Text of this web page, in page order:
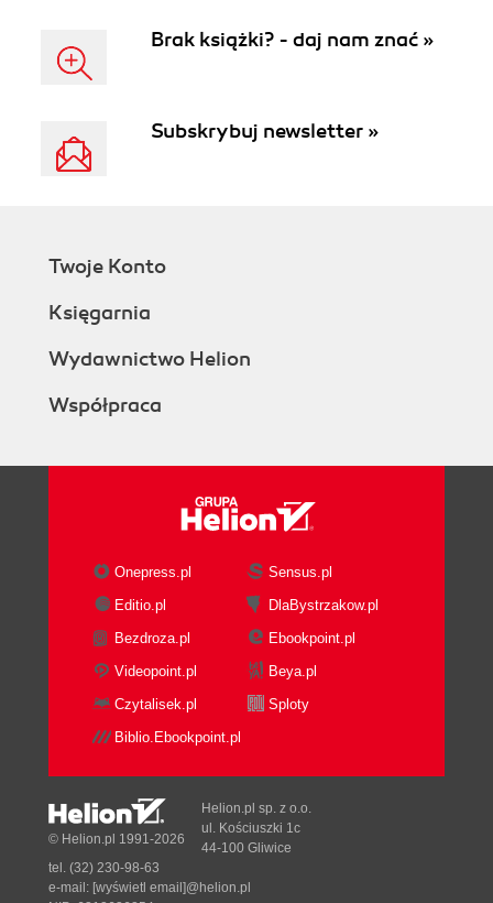
Brak książki? - daj nam znać »
Subskrybuj newsletter »
Twoje Konto
Księgarnia
Wydawnictwo Helion
Współpraca
Onepress.pl
Sensus.pl
Editio.pl
DlaBystrzakow.pl
Bezdroza.pl
Ebookpoint.pl
Videopoint.pl
Beya.pl
Czytalisek.pl
Sploty
Biblio.Ebookpoint.pl
© Helion.pl 1991-2026
Helion.pl sp. z o.o.
ul. Kościuszki 1c
44-100 Gliwice
tel. (32) 230-98-63
e-mail: [wyświetl email]@helion.pl